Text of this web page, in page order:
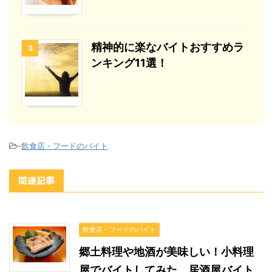
3
精神的に楽なバイトおすすめラ
ンキング11選！
-飲食店・フードのバイト
関連記事
飲食店・フードのバイト
郷土料理や地酒が美味しい！小料理